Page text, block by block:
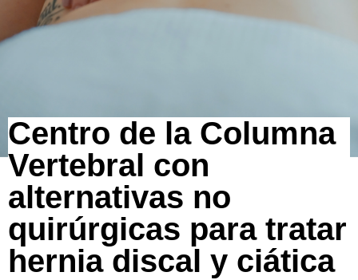
Centro de la Columna
Vertebral con
alternativas no
quirúrgicas para tratar
hernia discal y ciática